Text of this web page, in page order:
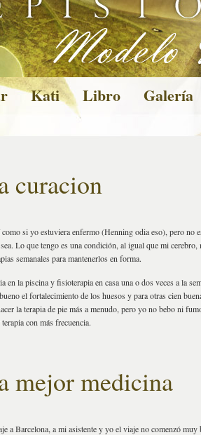
Kati Libro Galería
curacion
si yo estuviera enfermo (Henning odia eso), pero no
Lo que tengo es una condición, al igual que mi cerebro,
semanales para mantenerlos en forma.
en la piscina y fisioterapia en casa una o dos veces a la
el fortalecimiento de los huesos y para otras cien
la terapia de pie más a menudo, pero yo no bebo ni
con más frecuencia.
mejor medicina
a Barcelona, a mi asistente y yo el viaje no comenzó